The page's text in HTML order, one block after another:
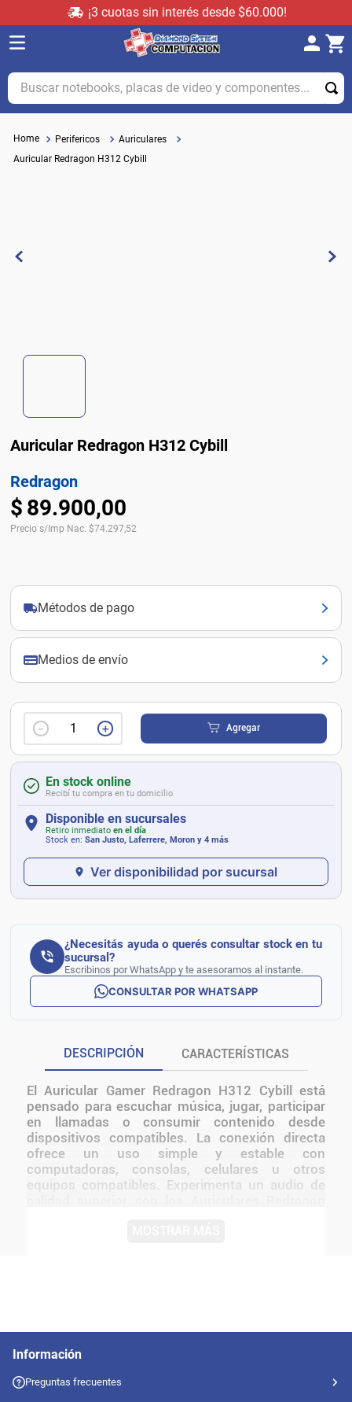
¡3 cuotas sin interés desde $60.000!
Buscar notebooks, placas de video y componentes...
Perifericos
Auriculares
Auricular Redragon H312 Cybill
Auricular Redragon H312 Cybill
Redragon
$ 89.900,00
Precio s/Imp Nac. $74.297,52
Métodos de pago
Medios de envío
＋
－ Agregar
En stock online
Recibí tu compra en tu domicilio
Disponible en sucursales
Retiro inmediato en el día
Stock en: San Justo, Laferrere, Moron y 4 más
Ver disponibilidad por sucursal
¿Necesitás ayuda o querés consultar stock en tu
sucursal?
Escribinos por WhatsApp y te asesoramos al instante.
CONSULTAR POR WHATSAPP
DESCRIPCIÓN CARACTERÍSTICAS
El Auricular Gamer Redragon H312 Cybill está
pensado para escuchar música, jugar, participar
en llamadas o consumir contenido desde
dispositivos compatibles. La conexión directa
ofrece un uso simple y estable con
computadoras, consolas, celulares u otros
equipos compatibles. Experimenta un audio de
Información
Preguntas frecuentes